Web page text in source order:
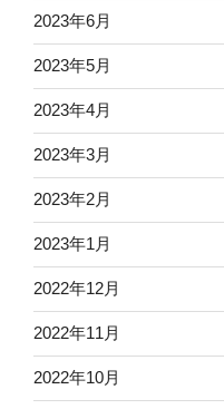
2023年6月
2023年5月
2023年4月
2023年3月
2023年2月
2023年1月
2022年12月
2022年11月
2022年10月